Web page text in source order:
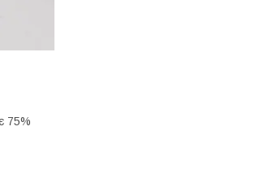
75%